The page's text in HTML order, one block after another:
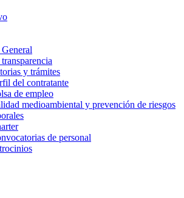
y trámites
del contratante
de empleo
medioambiental y prevención de riesgos
de personal